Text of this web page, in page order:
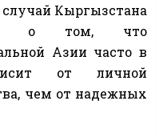
Кыргызстана
о том, что
Азии часто в
от личной
чем от надежных